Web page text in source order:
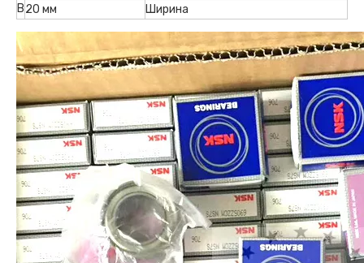
B20 мм Ширина